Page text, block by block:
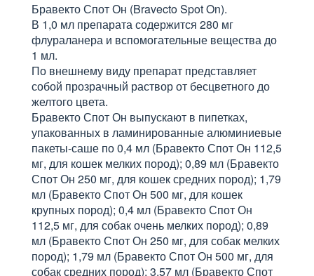
Бравекто Спот Он (Bravecto Spot On).
В 1,0 мл препарата содержится 280 мг
флураланера и вспомогательные вещества до
1 мл.
По внешнему виду препарат представляет
собой прозрачный раствор от бесцветного до
желтого цвета.
Бравекто Спот Он выпускают в пипетках,
упакованных в ламинированные алюминиевые
пакеты-саше по 0,4 мл (Бравекто Спот Он 112,5
мг, для кошек мелких пород); 0,89 мл (Бравекто
Спот Он 250 мг, для кошек средних пород); 1,79
мл (Бравекто Спот Он 500 мг, для кошек
крупных пород); 0,4 мл (Бравекто Спот Он
112,5 мг, для собак очень мелких пород); 0,89
мл (Бравекто Спот Он 250 мг, для собак мелких
пород); 1,79 мл (Бравекто Спот Он 500 мг, для
собак средних пород); 3,57 мл (Бравекто Спот